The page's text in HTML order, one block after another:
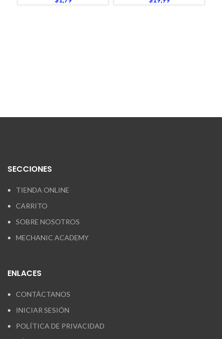
SECCIONES
TIENDA ONLINE
CARRITO
SOBRE NOSOTROS
MECHANIC ACADEMY
ENLACES
CONTÁCTANOS
INICIAR SESIÓN
POLÍTICA DE PRIVACIDAD